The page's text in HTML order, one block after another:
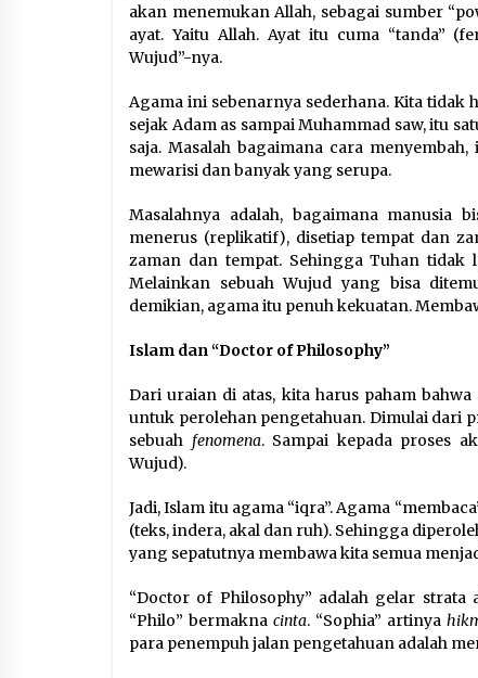
akan menemukan Allah, sebagai sumber
ayat. Yaitu Allah. Ayat itu cuma “tanda”
Wujud”-nya.
Agama ini sebenarnya sederhana. Kita
sejak Adam as sampai Muhammad saw, itu
saja. Masalah bagaimana cara
mewarisi dan banyak yang serupa.
Masalahnya adalah, bagaimana manusia
menerus (replikatif), disetiap tempat dan
zaman dan tempat. Sehingga Tuhan tidak
Melainkan sebuah Wujud yang bisa
demikian, agama itu penuh kekuatan.
Islam dan “Doctor of Philosophy”
Dari uraian di atas, kita harus paham bahwa
untuk perolehan pengetahuan. Dimulai dari
sebuah fenomena. Sampai kepada proses
Wujud).
Jadi, Islam itu agama “iqra”. Agama
(teks, indera, akal dan ruh). Sehingga
yang sepatutnya membawa kita semua
“Doctor of Philosophy” adalah gelar strata
“Philo” bermakna cinta. “Sophia” artinya
para penempuh jalan pengetahuan adalah